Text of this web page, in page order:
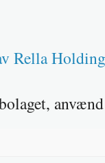
Rella Holding